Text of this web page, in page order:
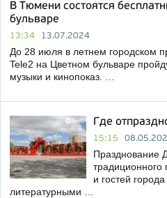
В Тюмени состоятся
бульваре
13:34 13.07.2024
До 28 июля в летнем городском
Tele2 на Цветном бульваре
музыки и кинопоказ. …
Где
15:15
Празднование
и гостей
литературными …